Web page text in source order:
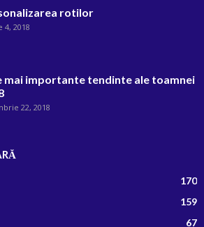
rotilor
4, 2018
mai importante tendinte ale toamnei
22, 2018
170
159
67